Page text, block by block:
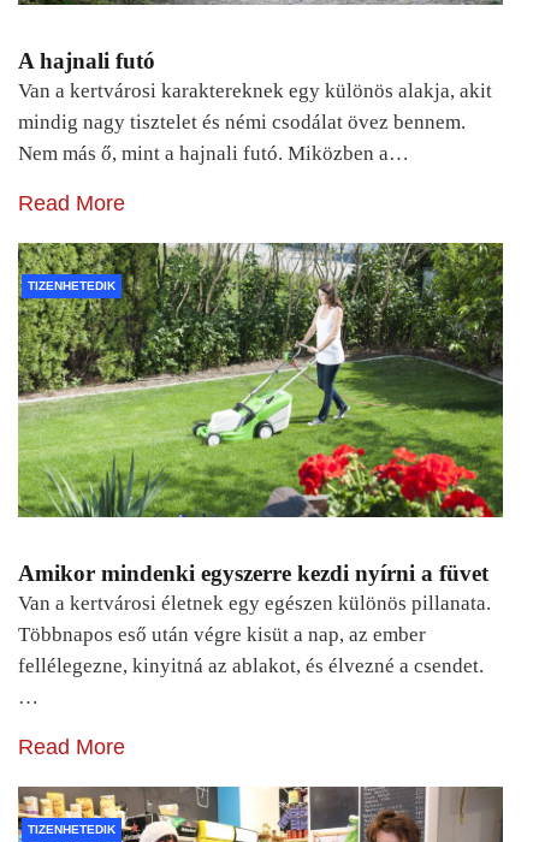
A hajnali futó
Van a kertvárosi karaktereknek egy különös alakja, akit
mindig nagy tisztelet és némi csodálat övez bennem.
Nem más ő, mint a hajnali futó. Miközben a…
Read More
TIZENHETEDIK
Amikor mindenki egyszerre kezdi nyírni a füvet
Van a kertvárosi életnek egy egészen különös pillanata.
Többnapos eső után végre kisüt a nap, az ember
fellélegezne, kinyitná az ablakot, és élvezné a csendet.
…
Read More
TIZENHETEDIK